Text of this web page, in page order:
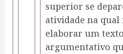
superior se
atividade na qual
elaborar um texto
argumentativo